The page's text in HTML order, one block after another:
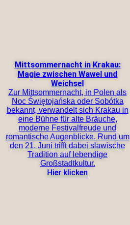
Mittsommernacht in Krakau:
Magie zwischen Wawel und
Weichsel
Zur Mittsommernacht, in Polen als
Noc Świętojańska oder Sobótka
bekannt, verwandelt sich Krakau in
eine Bühne für alte Bräuche,
moderne Festivalfreude und
romantische Augenblicke. Rund um
den 21. Juni trifft dabei slawische
Tradition auf lebendige
Großstadtkultur.
Hier klicken